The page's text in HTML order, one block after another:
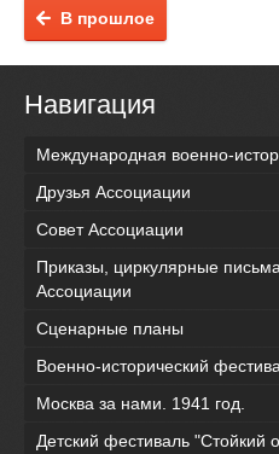
В прошлое
Навигация
Международная военно-
Друзья Ассоциации
Совет Ассоциации
Приказы, циркулярные
Ассоциации
Сценарные планы
Военно-исторический
Москва за нами. 1941 год.
Детский фестиваль "Стойкий